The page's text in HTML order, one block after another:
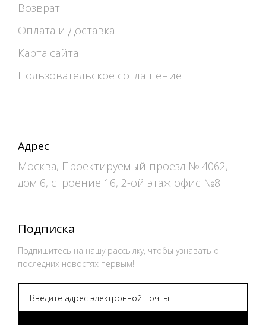
Возврат
Оплата и Доставка
Карта сайта
Пользовательское соглашение
Адрес
Москва, Проектируемый проезд № 4062,
дом 6, строение 16, 2-ой этаж офис №8
Подписка
Подпишитесь на нашу рассылку, чтобы узнавать о
последних новостях первым!